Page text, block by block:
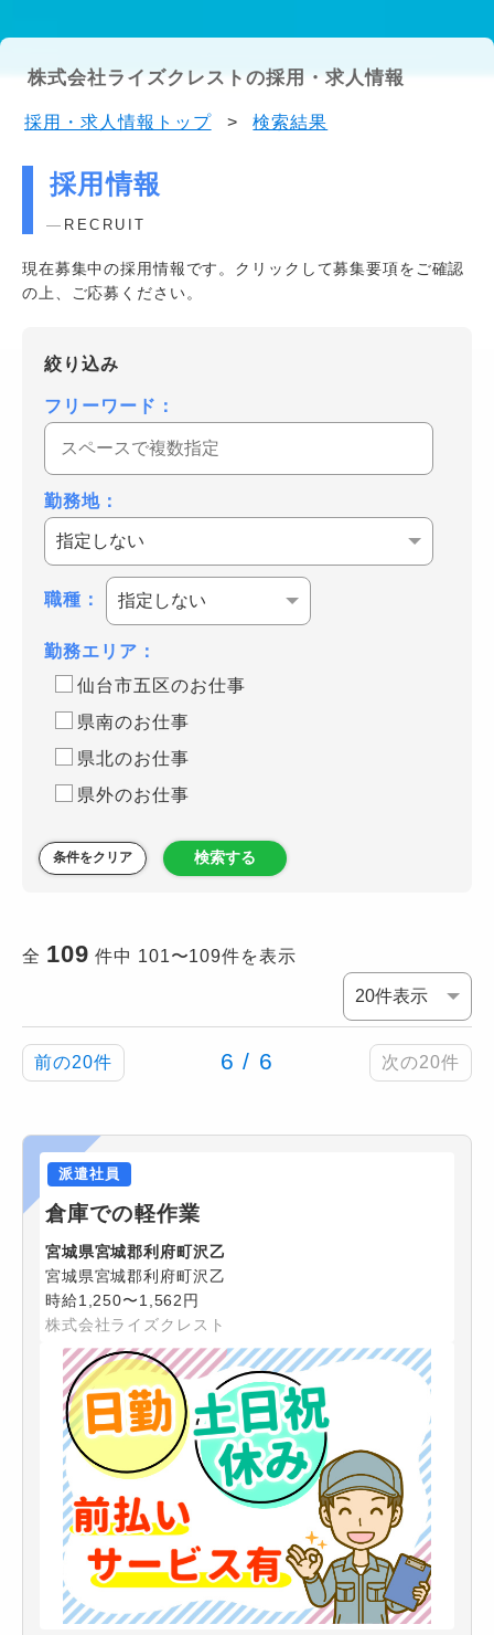
株式会社ライズクレストの採用・求人情報
採用・求人情報トップ > 検索結果
採用情報
RECRUIT
現在募集中の採用情報です。クリックして募集要項をご確認
の上、ご応募ください。
絞り込み
フリーワード：
勤務地：
職種：
勤務エリア：
仙台市五区のお仕事
県南のお仕事
県北のお仕事
県外のお仕事
条件をクリア 検索する
全 109 件中 101〜109件を表示
前の20件 6 / 6 次の20件
派遣社員
倉庫での軽作業
宮城県宮城郡利府町沢乙
宮城県宮城郡利府町沢乙
時給1,250〜1,562円
株式会社ライズクレスト